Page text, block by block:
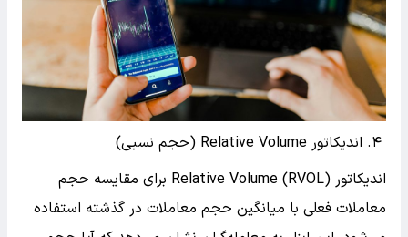
اندیکاتور Relative Volume (RVOL) برای مقایسه حجم
معاملات فعلی با میانگین حجم معاملات در گذشته استفاده